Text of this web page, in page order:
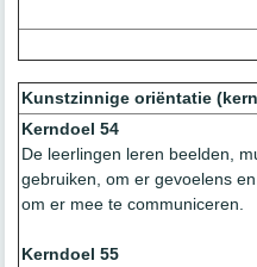
Kunstzinnige oriëntatie
Kerndoel 54
De leerlingen leren beelden,
gebruiken, om er gevoelens
om er mee te communiceren.
Kerndoel 55